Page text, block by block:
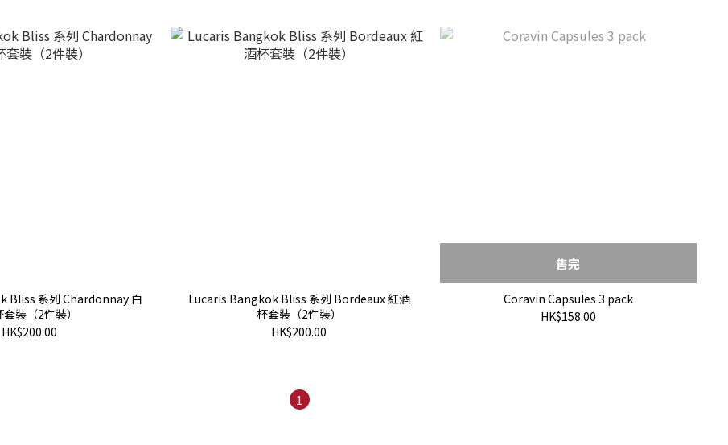
Bliss 系列 Chardonnay 白
裝（2件裝）
HK$200.00
Lucaris Bangkok Bliss 系列 Bordeaux 紅酒
杯套裝（2件裝）
HK$200.00
售完
Coravin Capsules 3 pack
HK$158.00
1